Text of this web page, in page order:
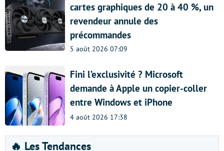
cartes graphiques de 20 à 40 %, un
revendeur annule des
précommandes
5 août 2026 07:09
Fini l’exclusivité ? Microsoft
demande à Apple un copier-coller
entre Windows et iPhone
4 août 2026 17:38
🔥 Les Tendances